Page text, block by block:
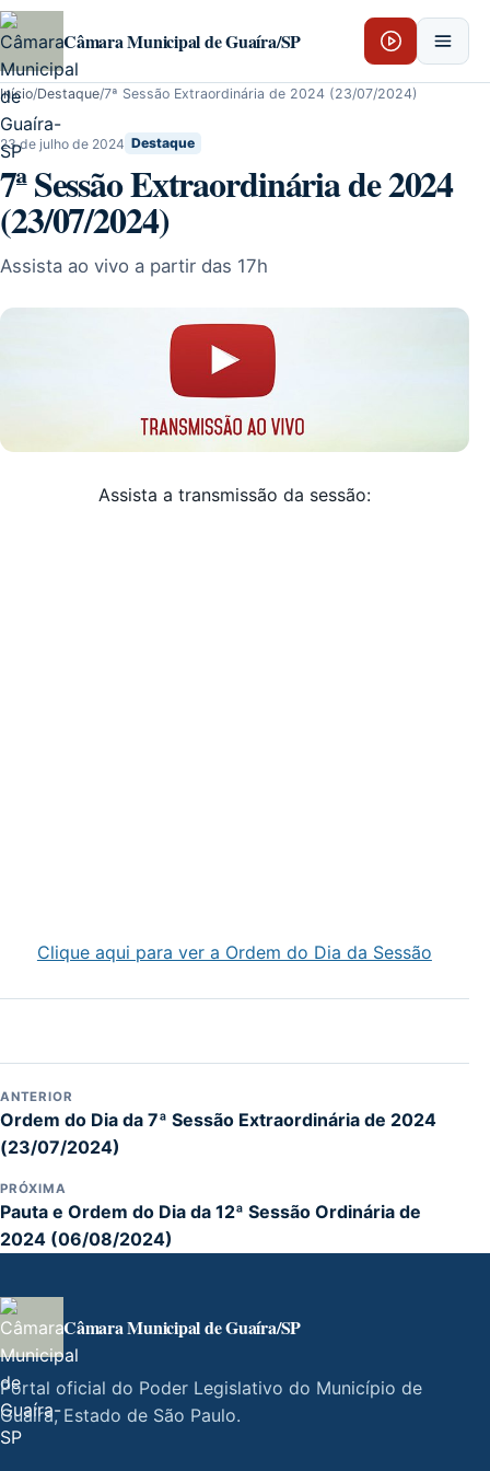
Pular para o conteúdo
Câmara Municipal de Guaíra/SP
Início/Destaque/7ª Sessão Extraordinária de 2024 (23/07/2024)
23 de julho de 2024 Destaque
7ª Sessão Extraordinária de 2024
(23/07/2024)
Assista ao vivo a partir das 17h
Assista a transmissão da sessão:
Clique aqui para ver a Ordem do Dia da Sessão
ANTERIOR
Ordem do Dia da 7ª Sessão Extraordinária de 2024
(23/07/2024)
PRÓXIMA
Pauta e Ordem do Dia da 12ª Sessão Ordinária de
2024 (06/08/2024)
Câmara Municipal de Guaíra/SP
Portal oficial do Poder Legislativo do Município de
Guaíra, Estado de São Paulo.